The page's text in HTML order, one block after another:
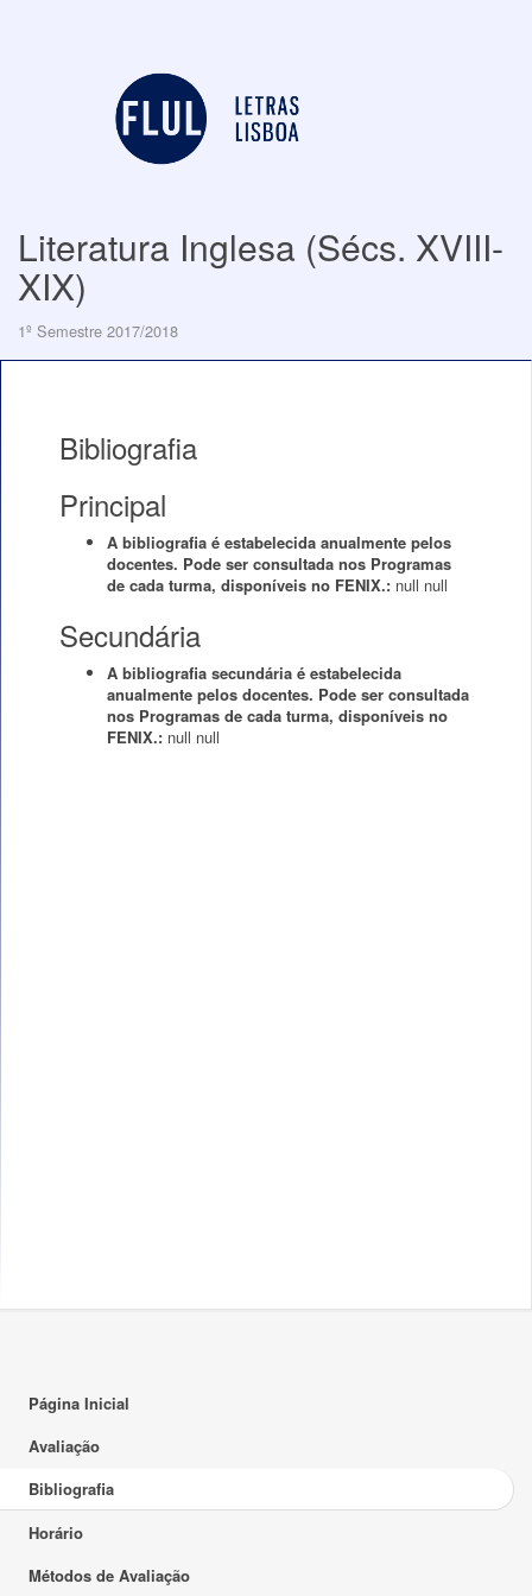
Literatura Inglesa (Sécs. XVIII-
XIX)
1º Semestre 2017/2018
Bibliografia
Principal
A bibliografia é estabelecida anualmente pelos
docentes. Pode ser consultada nos Programas
de cada turma, disponíveis no FENIX.: null null
Secundária
A bibliografia secundária é estabelecida
anualmente pelos docentes. Pode ser consultada
nos Programas de cada turma, disponíveis no
FENIX.: null null
Página Inicial
Avaliação
Bibliografia
Horário
Métodos de Avaliação